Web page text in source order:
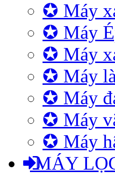
✪ Máy
✪ Máy
✪ Máy
✪ Máy
✪ Máy
✪ Máy
✪ Máy
MÁY